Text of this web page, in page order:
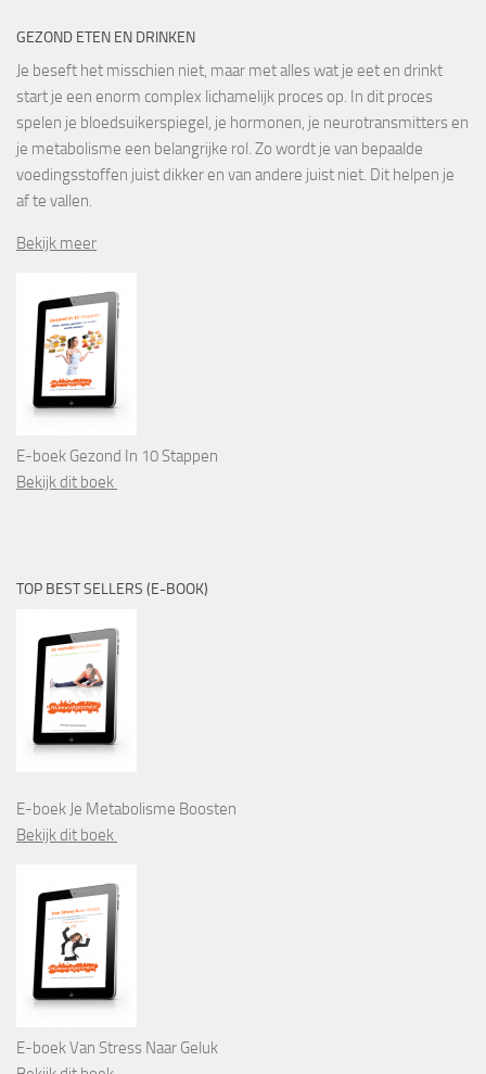
GEZOND ETEN EN DRINKEN
Je beseft het misschien niet, maar met alles wat je eet en drinkt
start je een enorm complex lichamelijk proces op. In dit proces
spelen je bloedsuikerspiegel, je hormonen, je neurotransmitters en
je metabolisme een belangrijke rol. Zo wordt je van bepaalde
voedingsstoffen juist dikker en van andere juist niet. Dit helpen je
af te vallen.
Bekijk meer
E-boek Gezond In 10 Stappen
Bekijk dit boek
TOP BEST SELLERS (E-BOOK)
E-boek Je Metabolisme Boosten
Bekijk dit boek
E-boek Van Stress Naar Geluk